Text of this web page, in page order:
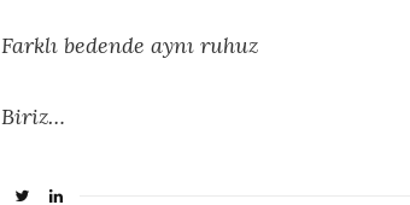
Farklı bedende aynı ruhuz
Biriz…